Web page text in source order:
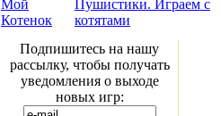
Мой
Котенок
Пушистики. Играем с
котятами
Подпишитесь на нашу
рассылку, чтобы получать
уведомления о выходе
новых игр: